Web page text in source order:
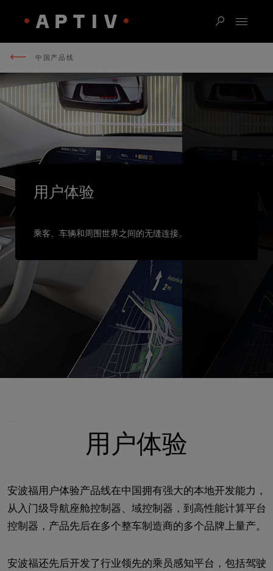
中国产品线
用户体验
乘客、车辆和周围世界之间的无缝连接。
用户体验
安波福用户体验产品线在中国拥有强大的本地开发能力，
从入门级导航座舱控制器、域控制器，到高性能计算平台
控制器，产品先后在多个整车制造商的多个品牌上量产。
安波福还先后开发了行业领先的乘员感知平台，包括驾驶